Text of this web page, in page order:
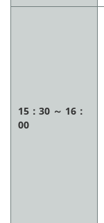
15：30 ～ 16：
00